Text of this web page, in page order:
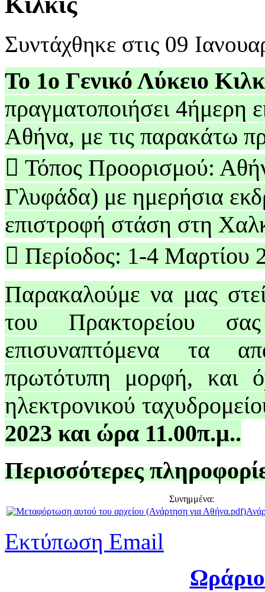
Συντάχθηκε στις 09
Το 1ο Γενικό Λύκειο
πραγματοποιήσει 4ήμερη
Αθήνα, με τις παρακάτω
 Τόπος Προορισμού:
Γλυφάδα) με ημερήσια
επιστροφή στάση στη
 Περίοδος: 1-4 Μαρτίου
Παρακαλούμε να μας
του Πρακτορείου
επισυναπτόμενα τα
πρωτότυπη μορφή, και
ηλεκτρονικού
2023 και ώρα 11.00π.μ..
Περισσότερες
Συνημμένα:
Εκτύπωση Email